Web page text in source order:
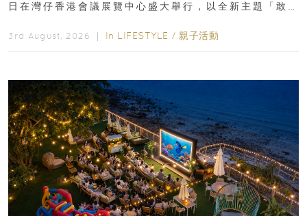
日在灣仔香港會議展覽中心盛大舉行，以全新主題「敢
3rd August, 2026 ｜ In LIFESTYLE / 親子活動